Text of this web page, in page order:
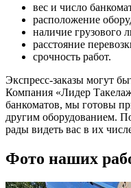
вес и число
расположение
наличие грузового
расстояние
срочность работ.
Экспресс-заказы могут
Компания «Лидер
банкоматов, мы готовы
другим оборудованием.
рады видеть вас в их
Фото наших